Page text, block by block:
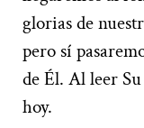
glorias de
pero sí
de Él. Al leer
hoy.